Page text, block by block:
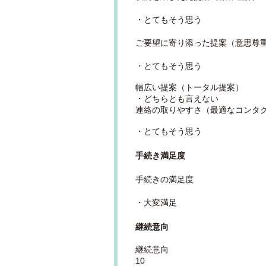
・とてもそう思う
ご要望に寄り添った提案（意思尊重
・とてもそう思う
幅広い提案（トータル提案）
・どちらとも言えない
連絡の取りやすさ（最適なコンタク
・とてもそう思う
手続き満足度
手続きの満足度
・大変満足
継続意向
継続意向
10